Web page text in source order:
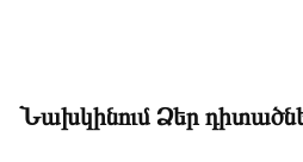
Նախկինում Ձեր